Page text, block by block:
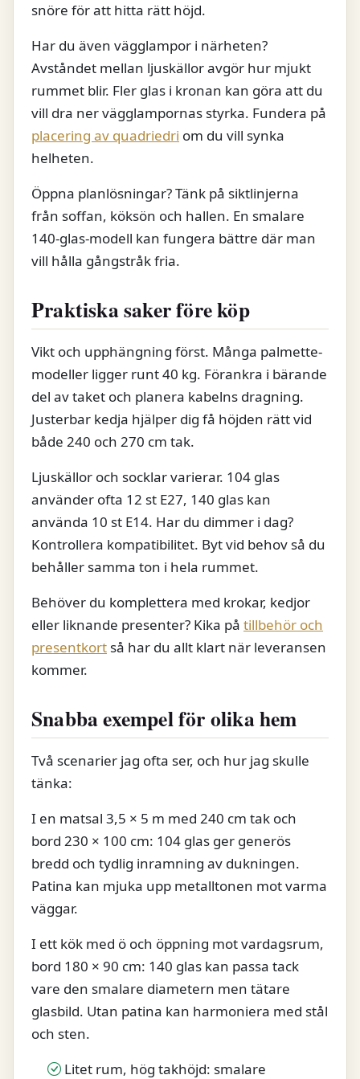
snöre för att hitta rätt höjd.
Har du även vägglampor i närheten?
Avståndet mellan ljuskällor avgör hur mjukt
rummet blir. Fler glas i kronan kan göra att du
vill dra ner vägglampornas styrka. Fundera på
placering av quadriedri om du vill synka
helheten.
Öppna planlösningar? Tänk på siktlinjerna
från soffan, köksön och hallen. En smalare
140-glas-modell kan fungera bättre där man
vill hålla gångstråk fria.
Praktiska saker före köp
Vikt och upphängning först. Många palmette-
modeller ligger runt 40 kg. Förankra i bärande
del av taket och planera kabelns dragning.
Justerbar kedja hjälper dig få höjden rätt vid
både 240 och 270 cm tak.
Ljuskällor och socklar varierar. 104 glas
använder ofta 12 st E27, 140 glas kan
använda 10 st E14. Har du dimmer i dag?
Kontrollera kompatibilitet. Byt vid behov så du
behåller samma ton i hela rummet.
Behöver du komplettera med krokar, kedjor
eller liknande presenter? Kika på tillbehör och
presentkort så har du allt klart när leveransen
kommer.
Snabba exempel för olika hem
Två scenarier jag ofta ser, och hur jag skulle
tänka:
I en matsal 3,5 × 5 m med 240 cm tak och
bord 230 × 100 cm: 104 glas ger generös
bredd och tydlig inramning av dukningen.
Patina kan mjuka upp metalltonen mot varma
väggar.
I ett kök med ö och öppning mot vardagsrum,
bord 180 × 90 cm: 140 glas kan passa tack
vare den smalare diametern men tätare
glasbild. Utan patina kan harmoniera med stål
och sten.
Litet rum, hög takhöjd: smalare